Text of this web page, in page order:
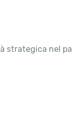
nel